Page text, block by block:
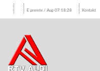
E premte / Aug-07 18:28 Kontakt